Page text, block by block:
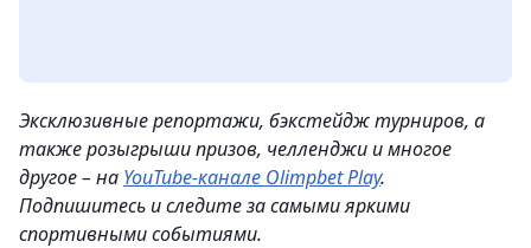
Эксклюзивные репортажи, бэкстейдж турниров, а
также розыгрыши призов, челленджи и многое
другое – на YouTube-канале Olimpbet Play.
Подпишитесь и следите за самыми яркими
спортивными событиями.